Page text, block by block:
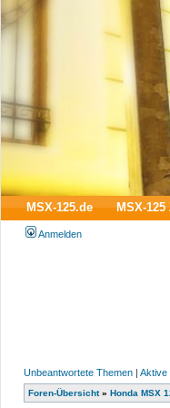
MSX-125.de MSX-
Anmelden
Unbeantwortete Themen | Aktive
Foren-Übersicht» Honda MSX